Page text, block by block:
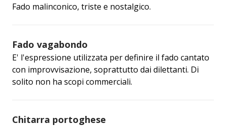
Fado malinconico, triste e nostalgico.
Fado vagabondo
E' l'espressione utilizzata per definire il fado cantato
con improvvisazione, soprattutto dai dilettanti. Di
solito non ha scopi commerciali.
Chitarra portoghese